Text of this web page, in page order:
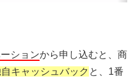
ションから申し込むと、商
キャッシュバック と、1番